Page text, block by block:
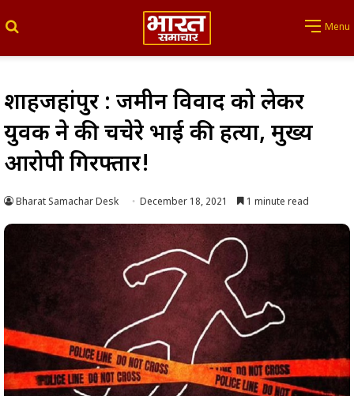
Menu
शाहजहांपुर : जमीनीं विवाद को लेकर
युवक ने की चचेरे भाई की हत्या, मुख्य
आरोपी गिरफ्तार!
Bharat Samachar Desk December 18, 2021 1 minute read